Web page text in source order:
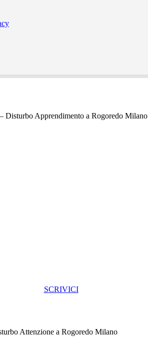
Disturbo Apprendimento a Rogoredo Milano
SCRIVICI
Attenzione a Rogoredo Milano